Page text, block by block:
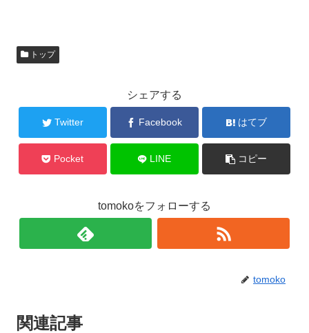
トップ
シェアする
Twitter Facebook はてブ
Pocket LINE コピー
tomokoをフォローする
tomoko
関連記事